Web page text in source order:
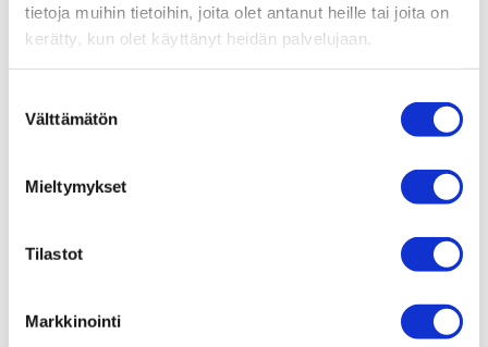
tietoja muihin tietoihin, joita olet antanut heille tai joita on
kerätty, kun olet käyttänyt heidän palvelujaan.
valinta
Välttämätön
Mieltymykset
Tilastot
Markkinointi
KOTIRUOKALOUNAS 13,70€ KEITTOLOU
NAS 12,70€
L = Laktoositon M = Maidoton Veg =
33100 Tampere